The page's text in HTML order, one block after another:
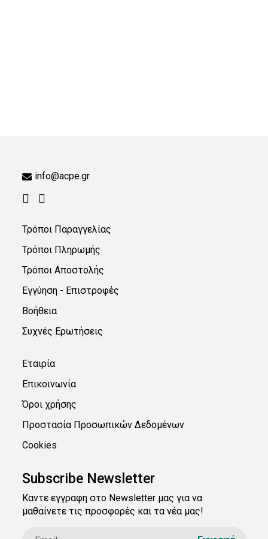
info@acpe.gr
Τρόποι Παραγγελίας
Τρόποι Πληρωμής
Τρόποι Αποστολής
Εγγύηση - Επιστροφές
Βοήθεια
Συχνές Ερωτήσεις
Εταιρία
Επικοινωνία
Όροι χρήσης
Προστασία Προσωπικών Δεδομένων
Cookies
Subscribe Newsletter
Καντε εγγραφη στο Newsletter μας για να
μαθαίνετε τις προσφορές και τα νέα μας!